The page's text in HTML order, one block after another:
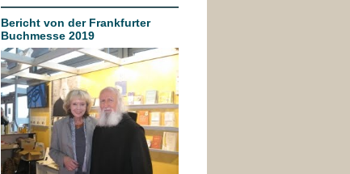
Bericht von der Frankfurter
Buchmesse 2019